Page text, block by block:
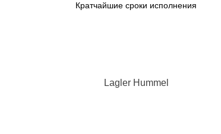
Кратчайшие сроки исполнения
Lagler Hummel